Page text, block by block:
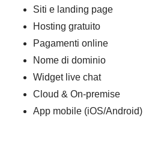
Siti e landing page
Hosting gratuito
Pagamenti online
Nome di dominio
Widget live chat
Cloud & On-premise
App mobile (iOS/Android)